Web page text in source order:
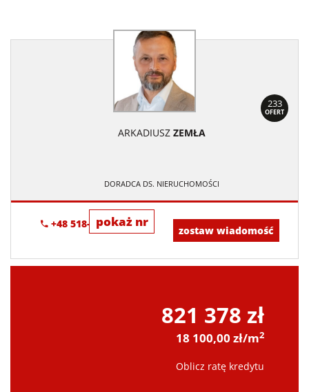
233
OFERT
ARKADIUSZ ZEMŁA
DORADCA DS. NIERUCHOMOŚCI
pokaż nr
+48 518-706-552
zostaw wiadomość
821 378 zł
18 100,00 zł/m2
Oblicz ratę kredytu